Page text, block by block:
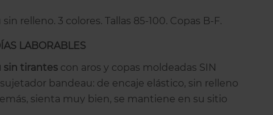
relleno. 3 colores. Tallas 85-100. Copas B-F.
LABORABLES
sin tirantes con aros y copas moldeadas SIN
bandeau: de encaje elástico, sin relleno
sienta muy bien, se mantiene en su sitio